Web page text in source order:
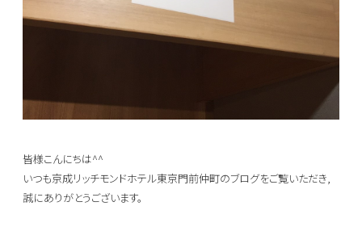
皆様こんにちは^^
いつも京成リッチモンドホテル東京門前仲町のブログをご覧いただき,
誠にありがとうございます。